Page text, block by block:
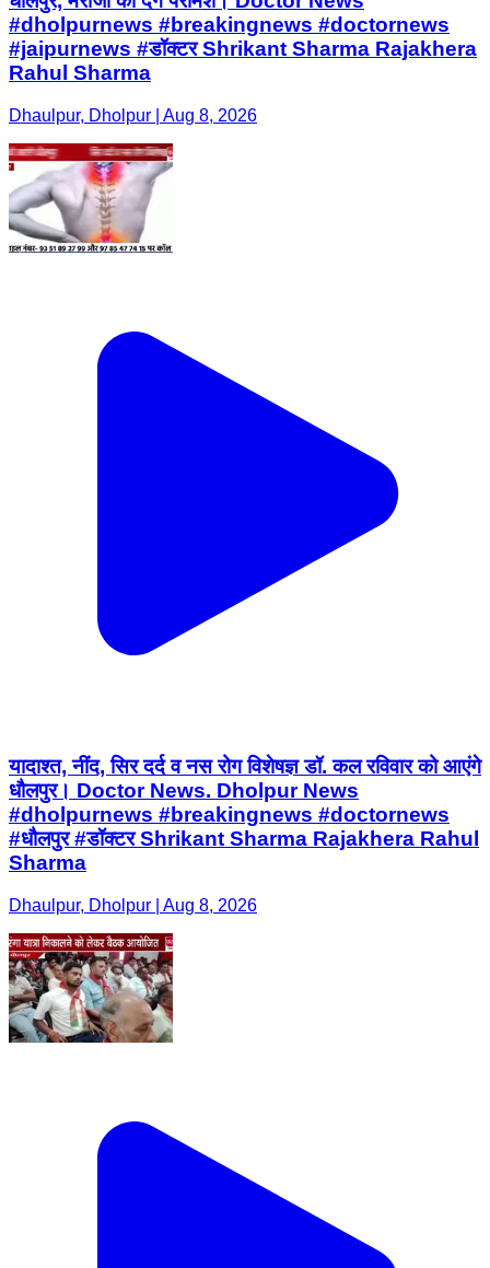
#dholpurnews #breakingnews #doctornews
#jaipurnews #डॉक्टर Shrikant Sharma Rajakhera
Rahul Sharma
Dhaulpur, Dholpur | Aug 8, 2026
यादाश्त, नींद, सिर दर्द व नस रोग विशेषज्ञ डॉ. कल रविवार को आएंगे
धौलपुर। Doctor News. Dholpur News
#dholpurnews #breakingnews #doctornews
#धौलपुर #डॉक्टर Shrikant Sharma Rajakhera Rahul
Sharma
Dhaulpur, Dholpur | Aug 8, 2026